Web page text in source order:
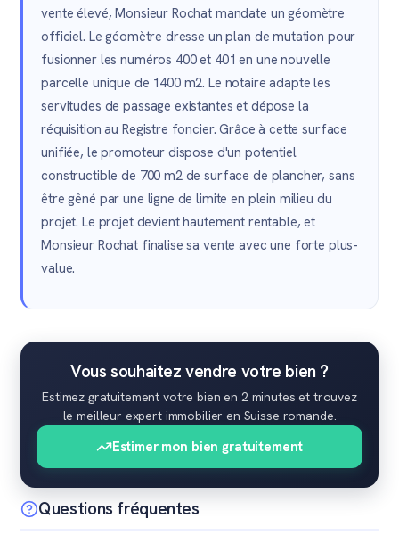
vente élevé, Monsieur Rochat mandate un géomètre
officiel. Le géomètre dresse un plan de mutation pour
fusionner les numéros 400 et 401 en une nouvelle
parcelle unique de 1400 m2. Le notaire adapte les
servitudes de passage existantes et dépose la
réquisition au Registre foncier. Grâce à cette surface
unifiée, le promoteur dispose d'un potentiel
constructible de 700 m2 de surface de plancher, sans
être gêné par une ligne de limite en plein milieu du
projet. Le projet devient hautement rentable, et
Monsieur Rochat finalise sa vente avec une forte plus-
value.
Vous souhaitez vendre votre bien ?
Estimez gratuitement votre bien en 2 minutes et trouvez
le meilleur expert immobilier en Suisse romande.
Estimer mon bien gratuitement
Questions fréquentes